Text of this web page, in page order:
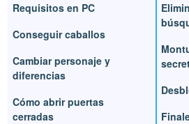
Requisitos en PC
Conseguir caballos
Cambiar personaje y
diferencias
Cómo abrir puertas
cerradas